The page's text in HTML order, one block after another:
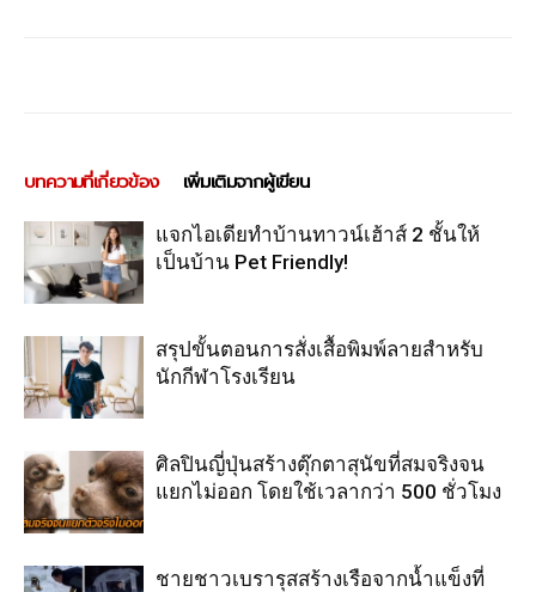
บทความที่เกี่ยวข้อง เพิ่มเติมจากผู้เขียน
แจกไอเดียทำบ้านทาวน์เฮ้าส์ 2 ชั้นให้
เป็นบ้าน Pet Friendly!
สรุปขั้นตอนการสั่งเสื้อพิมพ์ลายสำหรับ
นักกีฬาโรงเรียน
ศิลปินญี่ปุ่นสร้างตุ๊กตาสุนัขที่สมจริงจน
แยกไม่ออก โดยใช้เวลากว่า 500 ชั่วโมง
ชายชาวเบรารุสสร้างเรือจากน้ำแข็งที่